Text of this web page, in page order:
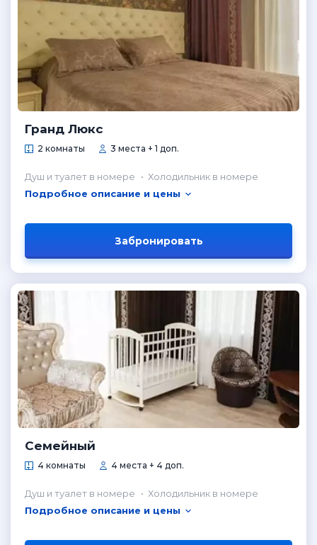
Гранд Люкс
2 комнаты 3 места + 1 доп.
Душ и туалет в номере
Холодильник в номере
Подробное описание и цены
Забронировать
Семейный
4 комнаты 4 места + 4 доп.
Душ и туалет в номере
Холодильник в номере
Подробное описание и цены